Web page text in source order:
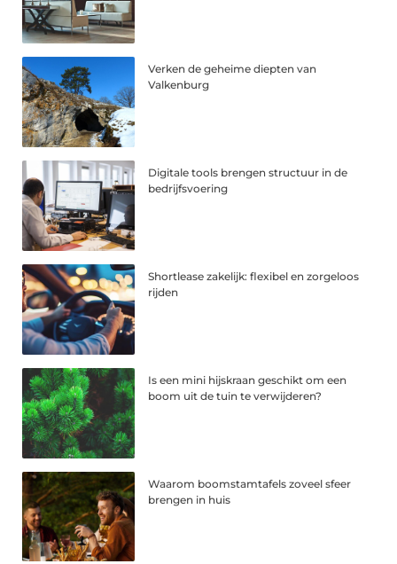
Verken de geheime diepten van
Valkenburg
Digitale tools brengen structuur in de
bedrijfsvoering
Shortlease zakelijk: flexibel en zorgeloos
rijden
Is een mini hijskraan geschikt om een
boom uit de tuin te verwijderen?
Waarom boomstamtafels zoveel sfeer
brengen in huis